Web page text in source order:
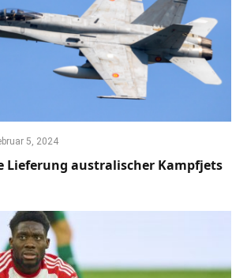
5, 2024
Lieferung australischer Kampfjets